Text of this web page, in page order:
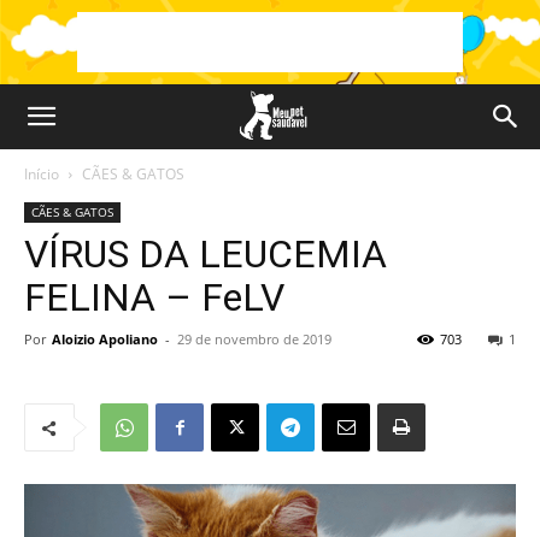
Início CÃES & GATOS
CÃES & GATOS
VÍRUS DA LEUCEMIA
FELINA – FeLV
Por Aloizio Apoliano - 29 de novembro de 2019 1
703